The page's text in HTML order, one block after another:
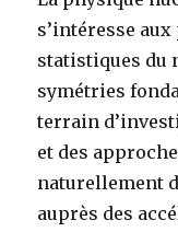
s’intéresse
statistiques du
symétries
terrain
et des
naturellement
auprès des